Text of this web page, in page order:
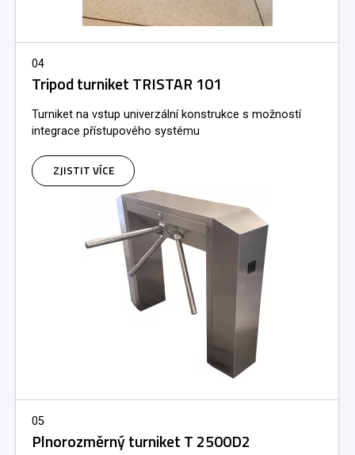
04
Tripod turniket TRISTAR 101
Turniket na vstup univerzální konstrukce s možností
integrace přístupového systému
ZJISTIT VÍCE
05
Plnorozměrný turniket T 2500D2